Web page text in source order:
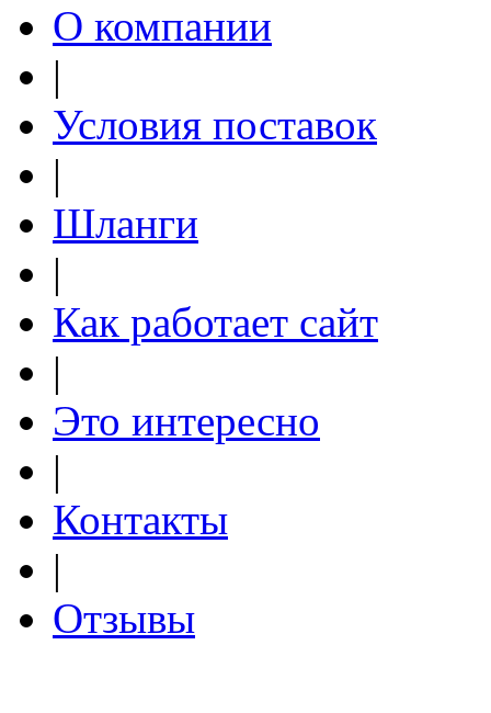
О компании
|
Условия поставок
|
Шланги
|
Как работает сайт
|
Это интересно
|
Контакты
|
Отзывы